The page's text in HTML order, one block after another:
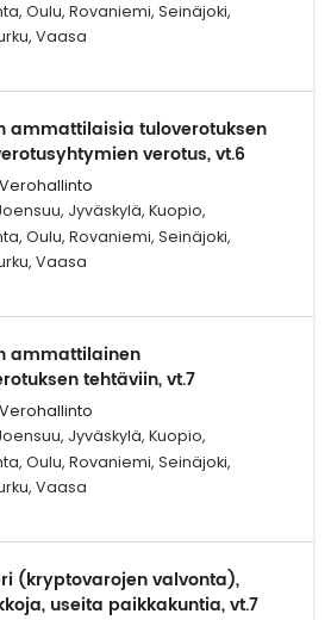
Oulu, Rovaniemi, Seinäjoki,
Vaasa
ammattilaisia tuloverotuksen
verotus, vt.6
Verohallinto
Jyväskylä, Kuopio,
Oulu, Rovaniemi, Seinäjoki,
Vaasa
ammattilainen
tehtäviin, vt.7
Verohallinto
Jyväskylä, Kuopio,
Oulu, Rovaniemi, Seinäjoki,
Vaasa
(kryptovarojen valvonta),
useita paikkakuntia, vt.7